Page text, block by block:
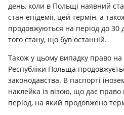
день, коли в Польщі наявний
стан епідемії, цей термін, а
продовжуються на період до 30
того стану, що був останній.
Також у цьому випадку право на
Республіки Польща
законодавства. В паспорті
наклейка із візою, що дає
період, на який продовжено